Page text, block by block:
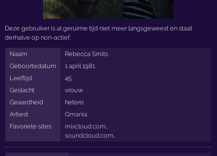
Deze gebruiker is al geruime tijd niet meer langsgeweest en staat
derhalve op non-actief.
Naam
Rebecca Smits
Geboortedatum
1 april 1981
Leeftijd
45
Geslacht
vrouw
Geaardheid
hetero
Artiest
Qmania
Favoriete sites
mixcloud.com…
soundcloud.com…